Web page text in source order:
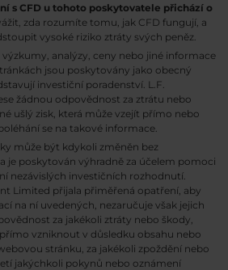
s CFD u tohoto poskytovatele přichází o
zda rozumíte tomu, jak CFD fungují, a
vysoké riziko ztráty svých peněz.
analýzy, ceny nebo jiné informace
jsou poskytovány jako obecný
investiční poradenství. L.F.
žádnou odpovědnost za ztrátu nebo
ušlý zisk, která může vzejít přímo nebo
se na takové informace.
může být kdykoli změněn bez
je poskytován výhradně za účelem pomoci
nezávislých investičních rozhodnutí.
Limited přijala přiměřená opatření, aby
na ní uvedených, nezaručuje však jejich
za jakékoli ztráty nebo škody,
vzniknout v důsledku obsahu nebo
stránku, za jakékoli zpoždění nebo
jakýchkoli pokynů nebo oznámení